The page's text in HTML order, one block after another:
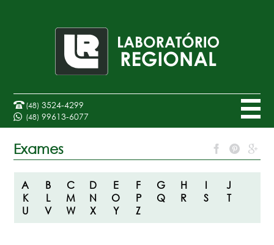
(48) 3524-4299
(48) 99613-6077
Exames
A B C D E F G H I
J
K
L M N O P Q R S
T
U
V W X Y Z